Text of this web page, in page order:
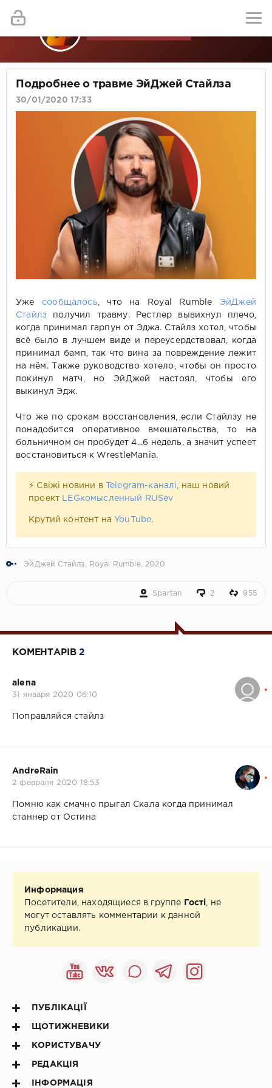
Подробнее о травме ЭйДжей Стайлза
30/01/2020 17:33
Уже сообщалось , что на Royal Rumble ЭйДжей
Стайлз получил травму. Рестлер вывихнул плечо,
когда принимал гарпун от Эджа. Стайлз хотел, чтобы
всё было в лучшем виде и переусердствовал, когда
принимал бамп, так что вина за повреждение лежит
на нём. Также руководство хотело, чтобы он просто
покинул матч, но ЭйДжей настоял, чтобы его
выкинул Эдж.
Что же по срокам восстановления, если Стайлзу не
понадобится оперативное вмешательства, то на
больничном он пробудет 4...6 недель, а значит успеет
восстановиться к WrestleMania.
⚡ Свіжі новини в Telegram-каналі
, наш новий
проект
LEGкомысленный RUSev
Крутий контент на YouTube.
ЭйДжей Стайлз Royal Rumble, 2020
Spartan 2 955
КОМЕНТАРІВ2
alena
31 января 2020 06:10
Поправляйся стайлз
AndreRain
2 февраля 2020 18:53
Помню как смачно прыгал Скала когда принимал
станнер от Остина
Информация
Посетители, находящиеся в группе
Гості , не
могут оставлять комментарии к данной
публикации.
ПУБЛІКАЦІЇ
ЩОТИЖНЕВИКИ
КОРИСТУВАЧУ
РЕДАКЦІЯ
ІНФОРМАЦІЯ